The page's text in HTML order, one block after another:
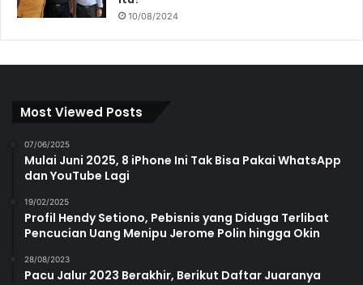
10/08/2024
Most Viewed Posts
07/06/2025
Mulai Juni 2025, 8 iPhone Ini Tak Bisa Pakai WhatsApp
dan YouTube Lagi
19/02/2025
Profil Hendy Setiono, Pebisnis yang Diduga Terlibat
Pencucian Uang Menipu Jerome Polin hingga Okin
28/08/2023
Pacu Jalur 2023 Berakhir, Berikut Daftar Juaranya